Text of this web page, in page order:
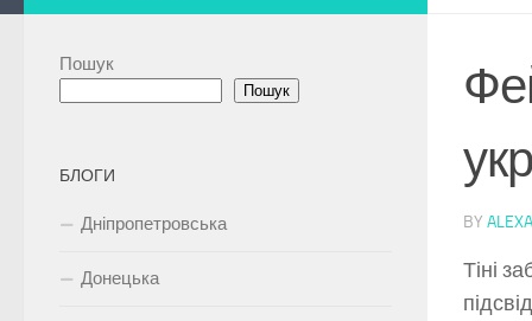
BY
Тіні
Пошук
Пошук
БЛОГИ
Дніпропетровська
Донецька